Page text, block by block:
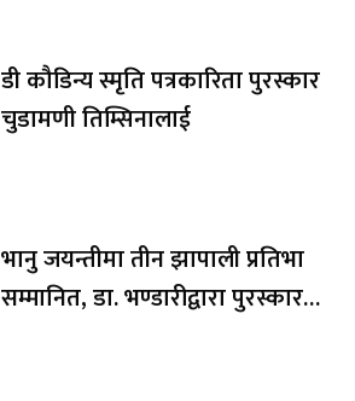
डी कौडिन्य स्मृति पत्रकारिता पुरस्कार
चुडामणी तिम्सिनालाई
भानु जयन्तीमा तीन झापाली प्रतिभा
सम्मानित, डा. भण्डारीद्वारा पुरस्कार